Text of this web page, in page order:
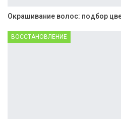
Окрашивание волос: подбор
ВОССТАНОВЛЕНИЕ